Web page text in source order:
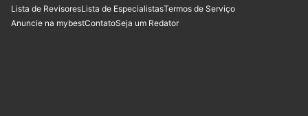
Lista de RevisoresLista de EspecialistasTermos de Serviço
Anuncie na mybestContatoSeja um Redator